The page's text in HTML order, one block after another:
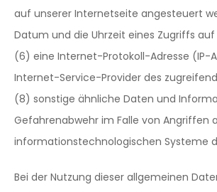
auf unserer Internetseite angesteuert
Datum und die Uhrzeit eines Zugriffs
(6) eine Internet-Protokoll-Adresse (IP-
Internet-Service-Provider des
(8) sonstige ähnliche Daten und
Gefahrenabwehr im Falle von Angriffen
informationstechnologischen Systeme
Bei der Nutzung dieser allgemeinen